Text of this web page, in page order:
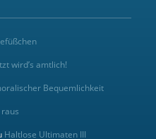
wird’s amtlich!
Bequemlichkeit
Haltlose Ultimaten III